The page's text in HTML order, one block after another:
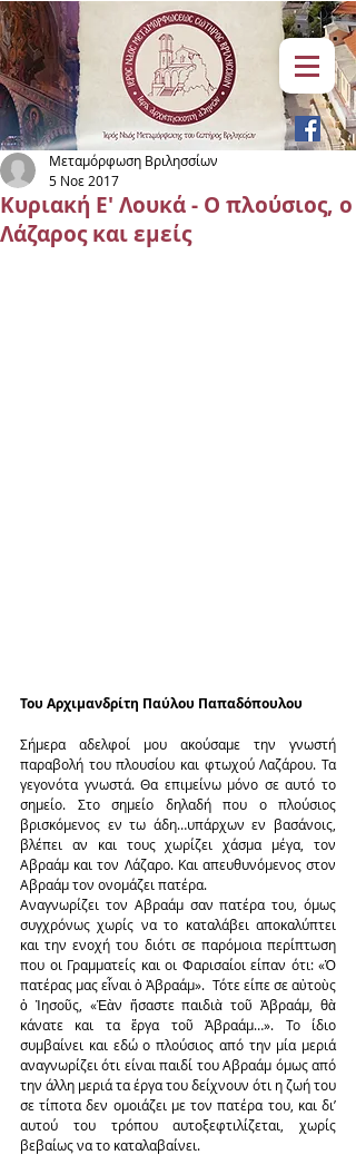
Κυριακή Ε' Λουκά - Ο πλούσιος, ο
Λάζαρος και εμείς
Μεταμόρφωση Βριλησσίων
5 Νοε 2017
Του Αρχιμανδρίτη Παύλου Παπαδόπουλου
Σήμερα αδελφοί μου ακούσαμε την γνωστή
παραβολή του πλουσίου και φτωχού Λαζάρου. Τα
γεγονότα γνωστά. Θα επιμείνω μόνο σε αυτό το
σημείο. Στο σημείο δηλαδή που ο πλούσιος
βρισκόμενος εν τω άδη…υπάρχων εν βασάνοις,
βλέπει αν και τους χωρίζει χάσμα μέγα, τον
Αβραάμ και τον Λάζαρο. Και απευθυνόμενος στον
Αβραάμ τον ονομάζει πατέρα.
Αναγνωρίζει τον Αβραάμ σαν πατέρα του, όμως
συγχρόνως χωρίς να το καταλάβει αποκαλύπτει
και την ενοχή του διότι σε παρόμοια περίπτωση
που οι Γραμματείς και οι Φαρισαίοι είπαν ότι: «Ὁ
πατέρας μας εἶναι ὁ Ἀβραάμ».  Τότε είπε σε αὐτοὺς
ὁ Ἰησοῦς, «Ἐὰν ἤσαστε παιδιὰ τοῦ Ἀβραάμ, θὰ
κάνατε και τα ἔργα τοῦ Ἀβραάμ…». Το ίδιο
συμβαίνει και εδώ ο πλούσιος από την μία μεριά
αναγνωρίζει ότι είναι παιδί του Αβραάμ όμως από
την άλλη μεριά τα έργα του δείχνουν ότι η ζωή του
σε τίποτα δεν ομοιάζει με τον πατέρα του, και δι’
αυτού του τρόπου αυτοξεφτιλίζεται, χωρίς
βεβαίως να το καταλαβαίνει.